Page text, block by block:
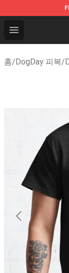
Open menu
DogDay
홈/DogDay 피복/